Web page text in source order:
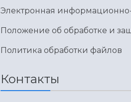
Электронная
Положение об обработке и
Политика обработки файлов
Контакты